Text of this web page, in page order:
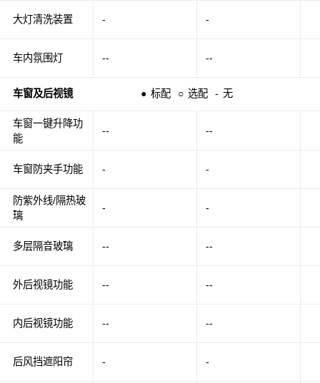
大灯清洗装置
车内氛围灯
车窗及后视镜 ● 标配 ○ 选配 - 无
车窗一键升降功
能
车窗防夹手功能
防紫外线/隔热玻
璃
多层隔音玻璃
外后视镜功能
内后视镜功能
后风挡遮阳帘
- -
-- --
-- --
- -
- -
-- --
-- --
-- --
- -